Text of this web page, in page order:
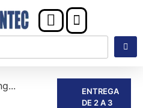
ENTREGA
DE 2 A 3